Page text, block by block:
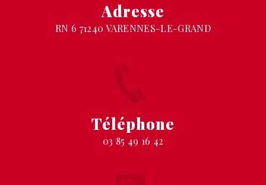
Adresse
RN 6 71240 VARENNES-LE-GRAND
Téléphone
03 85 49 16 42